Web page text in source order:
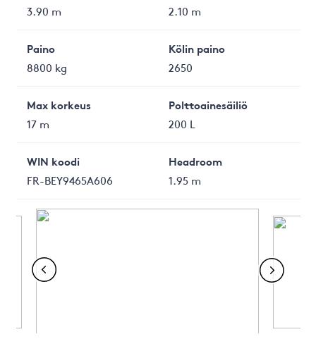
3.90 m 2.10 m
Paino
8800 kg
Kölin paino
2650
Max korkeus
17 m
Polttoainesäiliö
200 L
WIN koodi
FR-BEY9465A606
Headroom
1.95 m